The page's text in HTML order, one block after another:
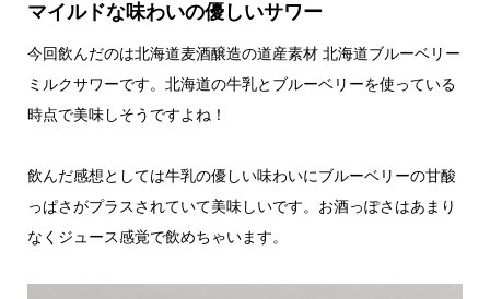
マイルドな味わいの優しいサワー
今回飲んだのは北海道麦酒醸造の道産素材 北海道ブルーベリー
ミルクサワーです。北海道の牛乳とブルーベリーを使っている
時点で美味しそうですよね！
飲んだ感想としては牛乳の優しい味わいにブルーベリーの甘酸
っぱさがプラスされていて美味しいです。お酒っぽさはあまり
なくジュース感覚で飲めちゃいます。